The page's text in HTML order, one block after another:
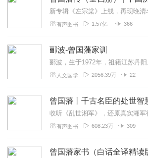
有声图书 1.57亿 366
郦波-曾国藩家训
人文国学 2056.39万 22
有声图书 608.23万 309
曾国藩家书（白话全译精读